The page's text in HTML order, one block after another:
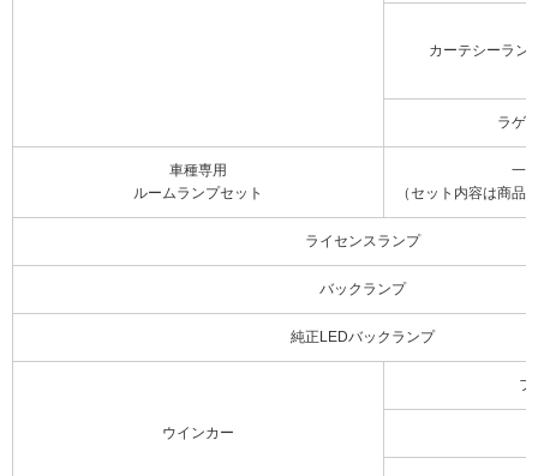
カーテシーラン
ラゲ
車種専用
ルームランプセット
一
（セット内容は商品
ライセンスランプ
バックランプ
純正LEDバックランプ
ウインカー
フ